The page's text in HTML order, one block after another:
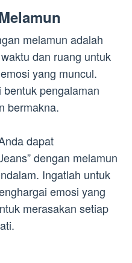
melamun adalah
dan ruang untuk
yang muncul.
pengalaman
bermakna.
dapat
dengan melamun
Ingatlah untuk
emosi yang
merasakan setiap